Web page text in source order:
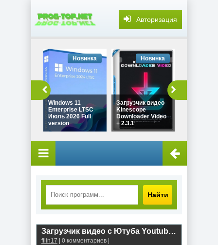
Авторизация
Windows 11
Enterprise LTSC
Июль 2026 Full
version
Новинка
Загрузчик видео
Kinescope
Downloader Video
+ 2.3.1
Новинка
Найти
Загрузчик видео с Ютуба Youtube Downloader HD 5.9.9.12 + Portable
filin17 | 0 комментариев |